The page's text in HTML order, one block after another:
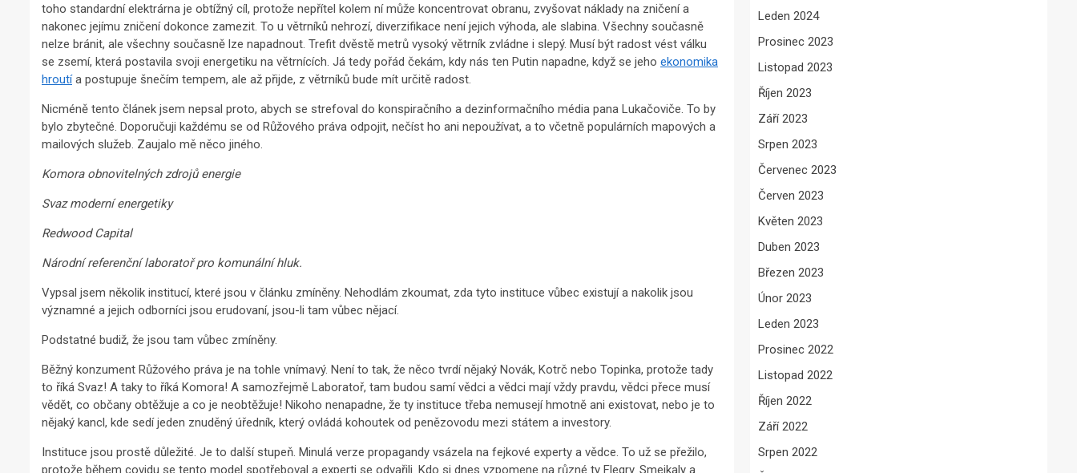
toho standardní elektrárna je obtížný cíl, protože nepřítel kolem ní může koncentrovat obranu, zvyšovat náklady na zničení a
nakonec jejímu zničení dokonce zamezit. To u větrníků nehrozí, diverzifikace není jejich výhoda, ale slabina. Všechny současně
nelze bránit, ale všechny současně lze napadnout. Trefit dvěstě metrů vysoký větrník zvládne i slepý. Musí být radost vést válku
se zsemí, která postavila svoji energetiku na větrnících. Já tedy pořád čekám, kdy nás ten Putin napadne, když se jeho ekonomika
hroutía postupuje šnečím tempem, ale až přijde, z větrníků bude mít určitě radost.
Nicméně tento článek jsem nepsal proto, abych se strefoval do konspiračního a dezinformačního média pana Lukačoviče. To by
bylo zbytečné. Doporučuji každému se od Růžového práva odpojit, nečíst ho ani nepoužívat, a to včetně populárních mapových a
mailových služeb. Zaujalo mě něco jiného.
Komora obnovitelných zdrojů energie
Svaz moderní energetiky
Redwood Capital
Národní referenční laboratoř pro komunální hluk.
Vypsal jsem několik institucí, které jsou v článku zmíněny. Nehodlám zkoumat, zda tyto instituce vůbec existují a nakolik jsou
významné a jejich odborníci jsou erudovaní, jsou-li tam vůbec nějací.
Podstatné budiž, že jsou tam vůbec zmíněny.
Běžný konzument Růžového práva je na tohle vnímavý. Není to tak, že něco tvrdí nějaký Novák, Kotrč nebo Topinka, protože tady
to říká Svaz! A taky to říká Komora! A samozřejmě Laboratoř, tam budou samí vědci a vědci mají vždy pravdu, vědci přece musí
vědět, co občany obtěžuje a co je neobtěžuje! Nikoho nenapadne, že ty instituce třeba nemusejí hmotně ani existovat, nebo je to
nějaký kancl, kde sedí jeden znuděný úředník, který ovládá kohoutek od penězovodu mezi státem a investory.
Instituce jsou prostě důležité. Je to další stupeň. Minulá verze propagandy vsázela na fejkové experty a vědce. To už se přežilo,
protože během covidu se tento model spotřeboval a experti se odvařili. Kdo si dnes vzpomene na různé ty Flegry. Smejkaly a
Leden 2024
Prosinec 2023
Listopad 2023
Říjen 2023
Září 2023
Srpen 2023
Červenec 2023
Červen 2023
Květen 2023
Duben 2023
Březen 2023
Únor 2023
Leden 2023
Prosinec 2022
Listopad 2022
Říjen 2022
Září 2022
Srpen 2022